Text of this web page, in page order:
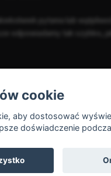
pytania lub
odpowiadamy tak szybko,
cookie
aby dostosować
doświadczenie